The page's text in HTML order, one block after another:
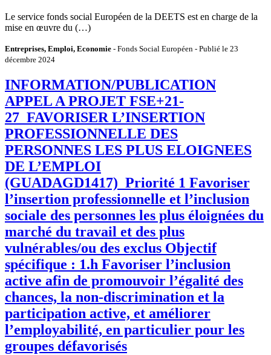
Le service fonds social Européen de la DEETS est en charge de la
mise en œuvre du (…)
Entreprises, Emploi, Economie - Fonds Social Européen - Publié le 23
décembre 2024
INFORMATION/PUBLICATION
APPEL A PROJET FSE+21-
27_FAVORISER L’INSERTION
PROFESSIONNELLE DES
PERSONNES LES PLUS ELOIGNEES
DE L’EMPLOI
(GUADAGD1417)_Priorité 1 Favoriser
l’insertion professionnelle et l’inclusion
sociale des personnes les plus éloignées du
marché du travail et des plus
vulnérables/ou des exclus Objectif
spécifique : 1.h Favoriser l’inclusion
active afin de promouvoir l’égalité des
chances, la non-discrimination et la
participation active, et améliorer
l’employabilité, en particulier pour les
groupes défavorisés